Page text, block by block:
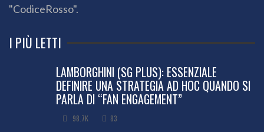
"CodiceRosso".
I PIÙ LETTI
LAMBORGHINI (SG PLUS): ESSENZIALE
DEFINIRE UNA STRATEGIA AD HOC QUANDO SI
PARLA DI “FAN ENGAGEMENT”
98.7K 83